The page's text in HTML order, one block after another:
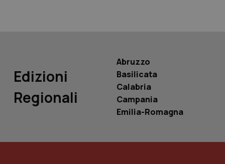
Edizioni
Regionali
Abruzzo
Basilicata
Calabria
Campania
Emilia-Romagna